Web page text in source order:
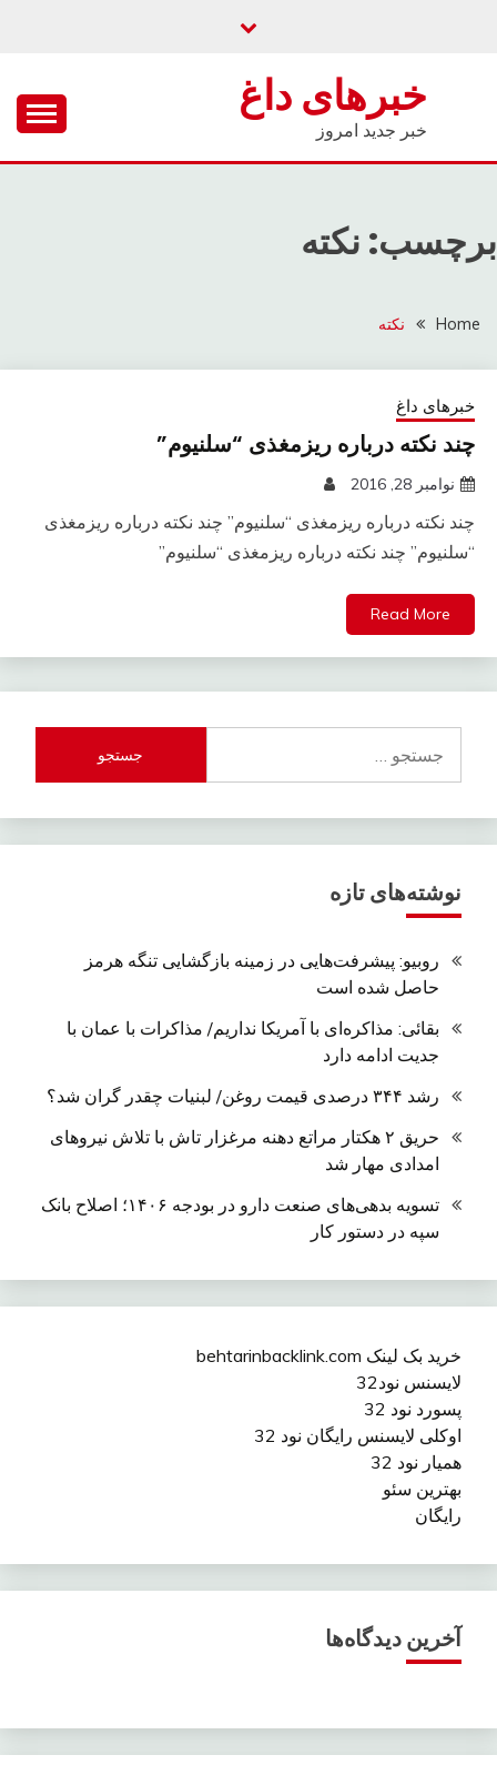
خبرهای داغ
خبر جدید امروز
برچسب: نکته
Home نکته
خبرهای داغ
چند نکته درباره ریزمغذی “سلنیوم”
نوامبر 28, 2016
چند نکته درباره ریزمغذی “سلنیوم” چند نکته درباره ریزمغذی
“سلنیوم” چند نکته درباره ریزمغذی “سلنیوم”
Read More
برای:
نوشته‌های تازه
روبیو: پیشرفت‌هایی در زمینه بازگشایی تنگه هرمز
حاصل شده است
بقائی: مذاکره‌ای با آمریکا نداریم/ مذاکرات با عمان با
جدیت ادامه دارد
رشد ۳۴۴ درصدی قیمت روغن/ لبنیات چقدر گران شد؟
حریق ۲ هکتار مراتع دهنه مرغزار تاش با تلاش نیروهای
امدادی مهار شد
تسویه بدهی‌های صنعت دارو در بودجه ۱۴۰۶؛ اصلاح بانک
سپه در دستور کار
خرید بک لینک behtarinbacklink.com
لایسنس نود32
پسورد نود 32
اوکلی لایسنس رایگان نود 32
همیار نود 32
بهترین سئو
رایگان
آخرین دیدگاه‌ها